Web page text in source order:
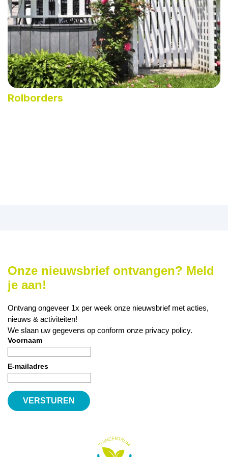
Rolborders
Onze nieuwsbrief ontvangen? Meld
je aan!
Ontvang ongeveer 1x per week onze nieuwsbrief met acties,
nieuws & activiteiten!
We slaan uw gegevens op conform onze privacy policy.
Voornaam
E-mailadres